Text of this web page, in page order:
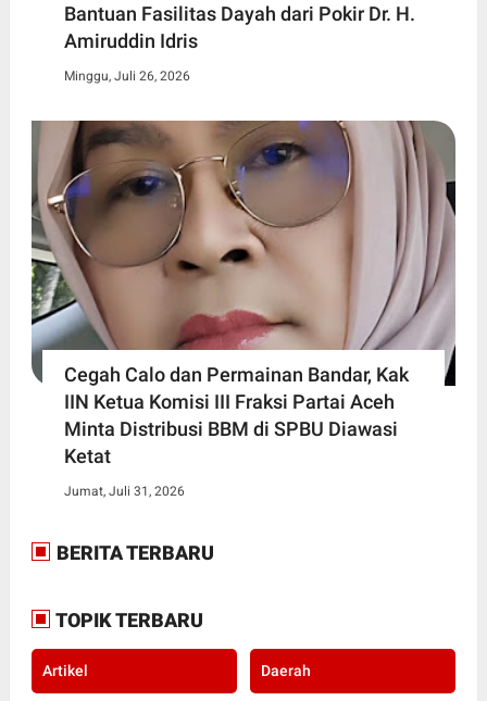
Bantuan Fasilitas Dayah dari Pokir Dr. H.
Amiruddin Idris
Minggu, Juli 26, 2026
Cegah Calo dan Permainan Bandar, Kak
IIN Ketua Komisi III Fraksi Partai Aceh
Minta Distribusi BBM di SPBU Diawasi
Ketat
Jumat, Juli 31, 2026
BERITA TERBARU
TOPIK TERBARU
Artikel Daerah